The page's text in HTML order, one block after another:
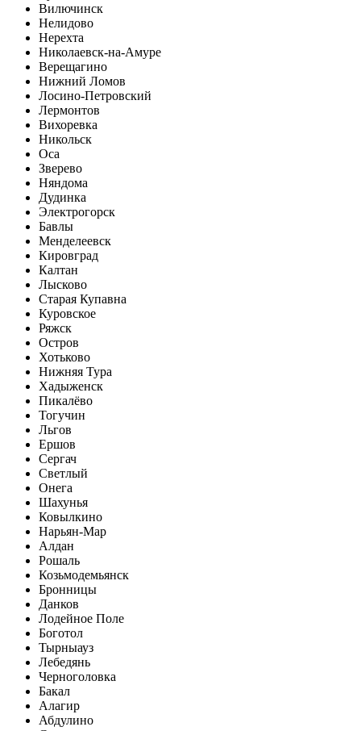
Вилючинск
Нелидово
Нерехта
Николаевск-на-Амуре
Верещагино
Нижний Ломов
Лосино-Петровский
Лермонтов
Вихоревка
Никольск
Оса
Зверево
Няндома
Дудинка
Электрогорск
Бавлы
Менделеевск
Кировград
Калтан
Лысково
Старая Купавна
Куровское
Ряжск
Остров
Хотьково
Нижняя Тура
Хадыженск
Пикалёво
Тогучин
Льгов
Ершов
Сергач
Светлый
Онега
Шахунья
Ковылкино
Нарьян-Мар
Алдан
Рошаль
Козьмодемьянск
Бронницы
Данков
Лодейное Поле
Боготол
Тырныауз
Лебедянь
Черноголовка
Бакал
Алагир
Абдулино